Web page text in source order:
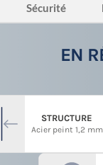
Sécurité
EN
STRUCTURE
Acier peint 1,2 mm